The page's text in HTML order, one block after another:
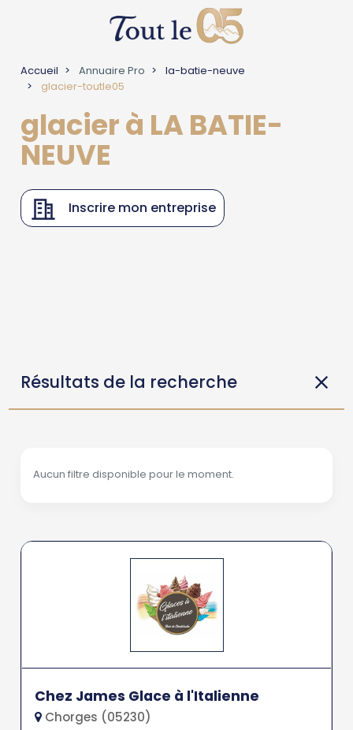
Accueil Annuaire Pro
la-batie-neuve
glacier-toutle05
glacier à LA BATIE-
NEUVE
Inscrire mon entreprise
Résultats de la recherche
Aucun filtre disponible pour le moment.
Chez James Glace à l'Italienne
Chorges (05230)